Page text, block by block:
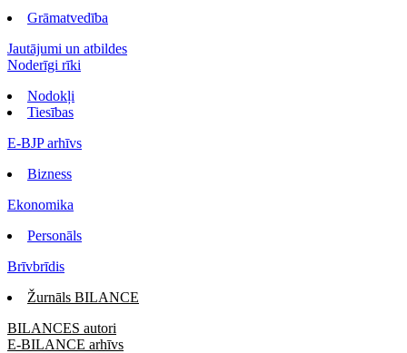
Grāmatvedība
Jautājumi un atbildes
Noderīgi rīki
Nodokļi
Tiesības
E-BJP arhīvs
Bizness
Ekonomika
Personāls
Brīvbrīdis
Žurnāls BILANCE
BILANCES autori
E-BILANCE arhīvs